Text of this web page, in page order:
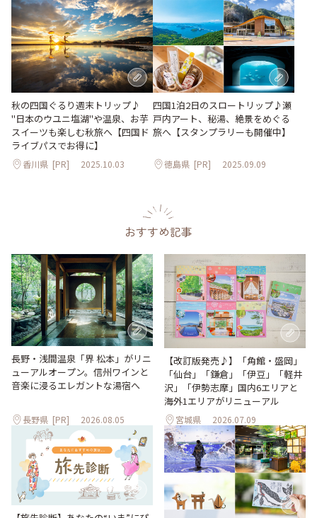
秋の四国ぐるり週末トリップ♪
"日本のウユニ塩湖"や温泉、お芋
スイーツも楽しむ秋旅へ【四国ド
ライブパスでお得に】
香川県 [PR] 2025.10.03
四国1泊2日のスロートリップ♪瀬
戸内アート、秘湯、絶景をめぐる
旅へ【スタンプラリーも開催中】
徳島県 [PR] 2025.09.09
おすすめ記事
長野・浅間温泉「界 松本」がリニ
ューアルオープン。信州ワインと
音楽に浸るエレガントな湯宿へ
長野県 [PR] 2026.08.05
【改訂版発売♪】「角館・盛岡」
「仙台」「鎌倉」「伊豆」「軽井
沢」「伊勢志摩」国内6エリアと
海外1エリアがリニューアル
宮城県 2026.07.09